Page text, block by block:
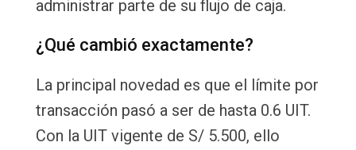
administrar parte de su flujo de caja.
¿Qué cambió exactamente?
La principal novedad es que el límite por
transacción pasó a ser de hasta 0.6 UIT.
Con la UIT vigente de S/ 5.500, ello